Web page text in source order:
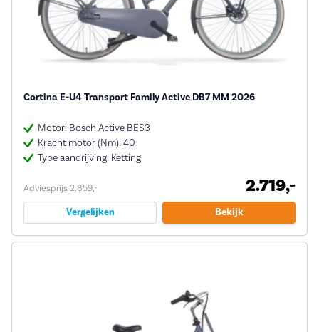
Cortina E-U4 Transport Family Active DB7 MM 2026
Motor: Bosch Active BES3
Kracht motor (Nm): 40
Type aandrijving: Ketting
Adviesprijs 2.859,- 2.719,-
Vergelijken Bekijk